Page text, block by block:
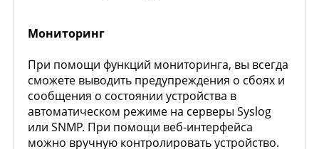
Мониторинг
При помощи функций мониторинга, вы всегда
сможете выводить предупреждения о сбоях и
сообщения о состоянии устройства в
автоматическом режиме на серверы Syslog
или SNMP. При помощи веб-интерфейса
можно вручную контролировать устройство.